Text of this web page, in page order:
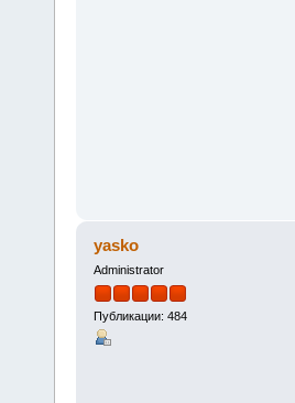
yasko
Administrator
Публикации: 484